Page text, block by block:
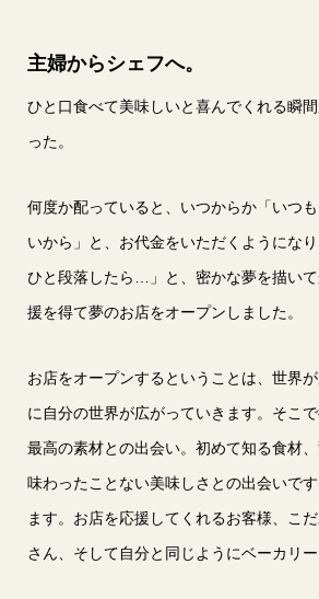
主婦からシェフへ。
ひと口食べて美味しいと喜んでくれる瞬
った。
何度か配っていると、いつからか「いつ
いから」と、お代金をいただくようにな
ひと段落したら…」と、密かな夢を描い
援を得て夢のお店をオープンしました。
お店をオープンするということは、世界
に自分の世界が広がっていきます。そこで
最高の素材との出会い。初めて知る食材
味わったことない美味しさとの出会いで
ます。お店を応援してくれるお客様、こ
さん、そして自分と同じようにベーカリー